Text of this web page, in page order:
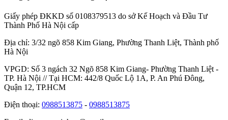
Giấy phép ĐKKD số 0108379513 do sở Kế Hoạch và Đầu Tư
Thành Phố Hà Nội cấp
Địa chỉ: 3/32 ngõ 858 Kim Giang, Phường Thanh Liệt, Thành phố
Hà Nội
VPGD: Số 3 ngách 32 Ngõ 858 Kim Giang- Phường Thanh Liệt -
TP. Hà Nội // Tại HCM: 442/8 Quốc Lộ 1A, P. An Phú Đông,
Quận 12, TP.HCM
Điện thoại: 0988513875 - 0988513875